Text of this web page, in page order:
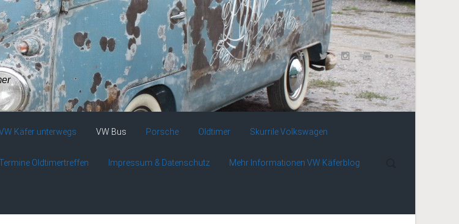
Käfer unterwegs VW Bus Porsche Oldtimer Skurrile Volkswagen
Oldtimertreffen Impressum & Datenschutz Mehr Informationen VW Käferblog